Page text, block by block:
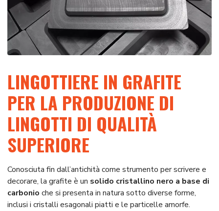
LINGOTTIERE IN GRAFITE
PER LA PRODUZIONE DI
LINGOTTI DI QUALITÀ
SUPERIORE
Conosciuta fin dall’antichità come strumento per scrivere e
decorare, la grafite è un solido cristallino nero a base di
carbonio che si presenta in natura sotto diverse forme,
inclusi i cristalli esagonali piatti e le particelle amorfe.